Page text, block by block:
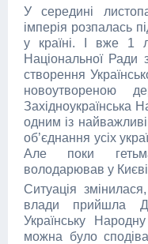
У середині
імперія розпалась
у країні. І вже 1
Національної Ради
створення
новоутвореною
Західноукраїнська
одним із
об’єднання усіх
Але поки
володарював у
Ситуація
влади прийшла
Українську
можна було